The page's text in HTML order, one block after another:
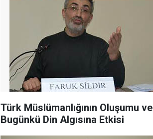
Türk Müslümanlığının Oluşumu ve
Bugünkü Din Algısına Etkisi